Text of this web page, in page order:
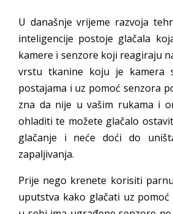
U današnje vrijeme razvoja
inteligencije postoje glačala
kamere i senzore koji reagiraju
vrstu tkanine koju je kamera
postajama i uz pomoć senzora
zna da nije u vašim rukama i
ohladiti te možete glačalo
glačanje i neće doći do
zapaljivanja.
Prije nego krenete korisiti
uputstva kako glačati uz